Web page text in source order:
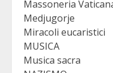
Massoneria
Medjugorje
Miracoli eucaristici
MUSICA
Musica sacra